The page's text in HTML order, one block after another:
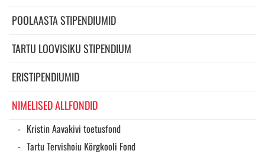
POOLAASTA STIPENDIUMID
TARTU LOOVISIKU STIPENDIUM
ERISTIPENDIUMID
NIMELISED ALLFONDID
Kristin Aavakivi toetusfond
Tartu Tervishoiu Kõrgkooli Fond